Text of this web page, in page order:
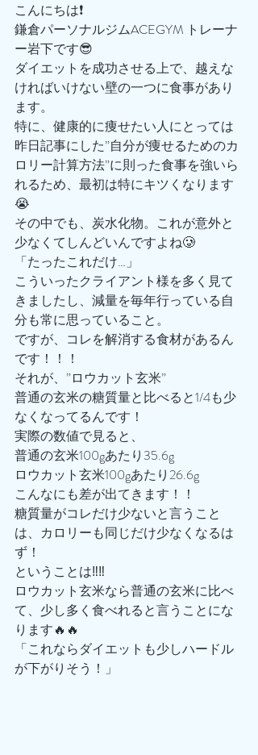
こんにちは❗️
鎌倉パーソナルジムACEGYM トレーナ
ー岩下です😎
ダイエットを成功させる上で、越えな
ければいけない壁の一つに食事があり
ます。
特に、健康的に痩せたい人にとっては
昨日記事にした”自分が痩せるためのカ
ロリー計算方法”に則った食事を強いら
れるため、最初は特にキツくなります
😭
その中でも、炭水化物。これが意外と
少なくてしんどいんですよね🥲
「たったこれだけ…」
こういったクライアント様を多く見て
きましたし、減量を毎年行っている自
分も常に思っていること。
ですが、コレを解消する食材があるん
です！！！
それが、”ロウカット玄米”
普通の玄米の糖質量と比べると1/4も少
なくなってるんです！
実際の数値で見ると、
普通の玄米100gあたり35.6g
ロウカット玄米100gあたり26.6g
こんなにも差が出てきます！！
糖質量がコレだけ少ないと言うこと
は、カロリーも同じだけ少なくなるは
ず！
ということは‼️‼️
ロウカット玄米なら普通の玄米に比べ
て、少し多く食べれると言うことにな
ります🔥🔥
「これならダイエットも少しハードル
が下がりそう！」